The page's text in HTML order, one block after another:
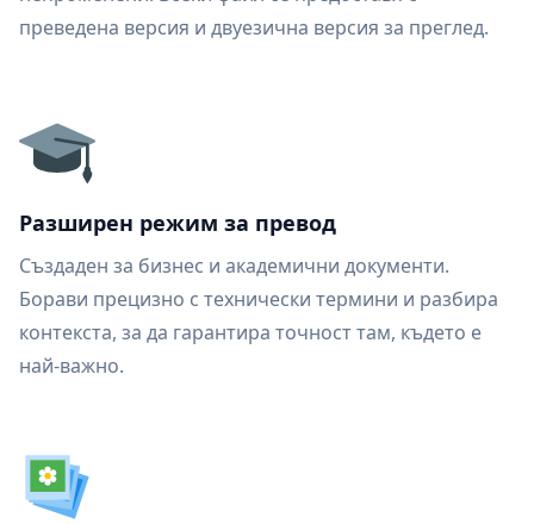
преведена версия и двуезична версия за преглед.
Разширен режим за превод
Създаден за бизнес и академични документи.
Борави прецизно с технически термини и разбира
контекста, за да гарантира точност там, където е
най-важно.